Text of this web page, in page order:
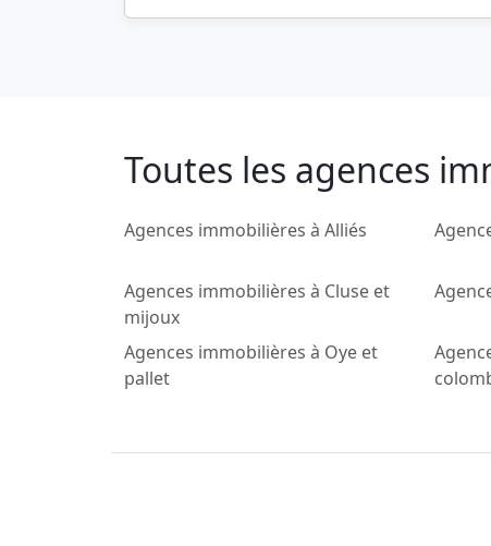
Toutes les agences
Agences immobilières à Alliés
Agences immobilières à Cluse et
mijoux
Agences immobilières à Oye et
pallet